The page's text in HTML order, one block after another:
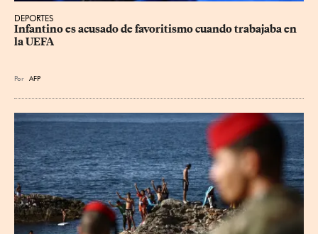
DEPORTES
Infantino es acusado de favoritismo cuando trabajaba en
la UEFA
Por AFP